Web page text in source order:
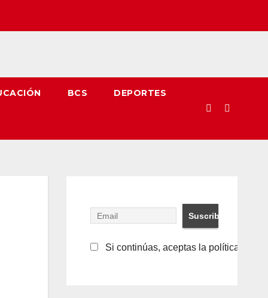
BCS DEPORTES
Si continúas, aceptas la política de